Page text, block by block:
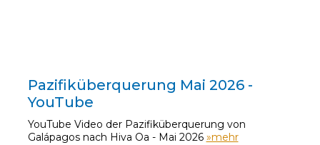
Pazifiküberquerung Mai 2026 -
YouTube
YouTube Video der Pazifiküberquerung von
Galápagos nach Hiva Oa - Mai 2026 »mehr